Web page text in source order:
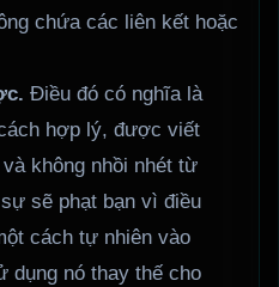
chứa các liên kết hoặc
Điều đó có nghĩa là
hợp lý, được viết
không nhồi nhét từ
sẽ phạt bạn vì điều
cách tự nhiên vào
dụng nó thay thế cho